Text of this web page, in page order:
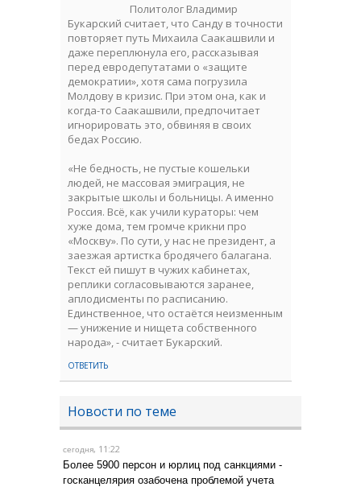
Политолог Владимир
Букарский считает, что Санду в точности
повторяет путь Михаила Саакашвили и
даже переплюнула его, рассказывая
перед евродепутатами о «защите
демократии», хотя сама погрузила
Молдову в кризис. При этом oнa, как и
когда-то Саакашвили, предпочитает
игнорировать это, обвиняя в своих
бедах Россию.
«Не бедность, не пустые кошельки
людей, не массовая эмиграция, не
закрытые школы и больницы. А именно
Россия. Всё, как учили кураторы: чем
хуже дома, тем громче крикни про
«Москву». По сути, у нас не президент, а
заезжая артистка бродячего балагана.
Текст ей пишут в чужих кабинетах,
реплики согласовываются заранее,
аплодисменты по расписанию.
Единственное, что остаётся неизменным
— унижение и нищета собственного
народа», - считает Букарский.
ОТВЕТИТЬ
Новости по теме
сегодня, 11:22
Более 5900 персон и юрлиц под санкциями -
госканцелярия озабочена проблемой учета